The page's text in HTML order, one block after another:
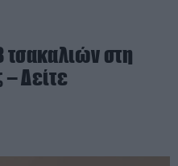
τσακαλιών στη
Δείτε